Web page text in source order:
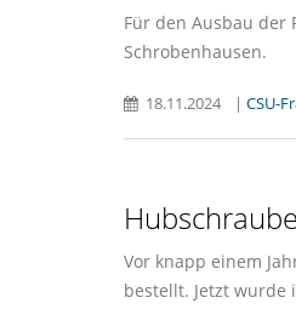
Für den Ausbau der
Schrobenhausen.
18.11.2024 | CSU-
Vor knapp einem
bestellt. Jetzt wurde